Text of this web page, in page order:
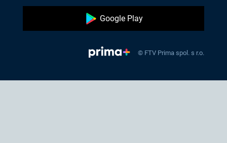
Google Play
© FTV Prima spol. s r.o.